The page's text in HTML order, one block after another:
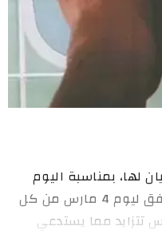
لها، بمناسبة اليوم
العالمي لمكافحة السمنة الموافق ليوم 4 مارس من كل
تتزايد مما يستدعي